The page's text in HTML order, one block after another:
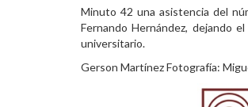
Minuto 42 una asistencia del
Fernando Hernández, dejando
universitario.
Gerson Martínez Fotografía: